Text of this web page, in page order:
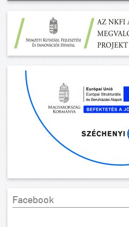
Facebook